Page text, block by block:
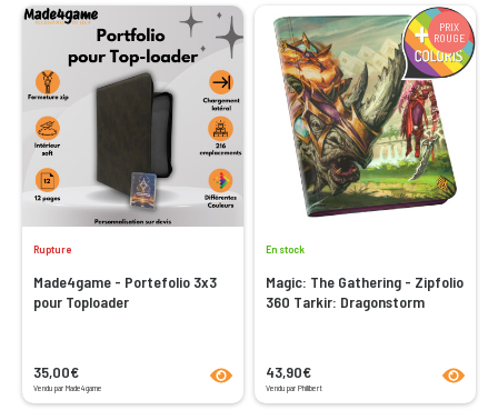
Rupture
Made4game - Portefolio 3x3
pour Toploader
35,00€
Vendu par Made4game
PRIX
ROUGE
En stock
Magic: The Gathering - Zipfolio
360 Tarkir: Dragonstorm
43,90€
Vendu par Philibert